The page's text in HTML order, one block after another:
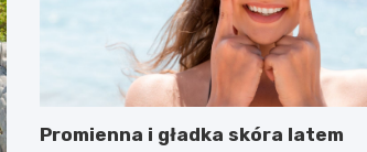
Promienna i gładka skóra latem